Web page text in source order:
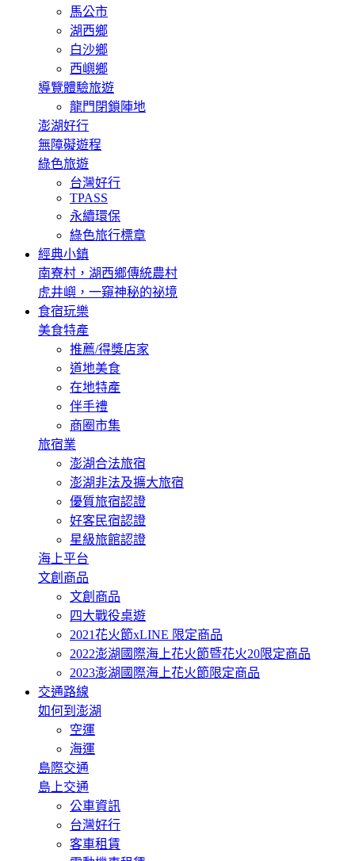
馬公市
湖西鄉
白沙鄉
西嶼鄉
導覽體驗旅遊
龍門閉鎖陣地
澎湖好行
無障礙遊程
綠色旅遊
台灣好行
TPASS
永續環保
綠色旅行標章
經典小鎮
南寮村，湖西鄉傳統農村
虎井嶼，一窺神秘的祕境
食宿玩樂
美食特產
推薦/得獎店家
道地美食
在地特產
伴手禮
商圈市集
旅宿業
澎湖合法旅宿
澎湖非法及擴大旅宿
優質旅宿認證
好客民宿認證
星級旅館認證
海上平台
文創商品
文創商品
四大戰役桌遊
2021花火節xLINE 限定商品
2022澎湖國際海上花火節暨花火20限定商品
2023澎湖國際海上花火節限定商品
交通路線
如何到澎湖
空運
海運
島際交通
島上交通
公車資訊
台灣好行
客車租賃